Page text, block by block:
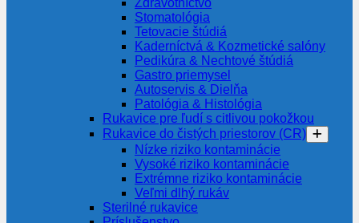
Zdravotníctvo
Stomatológia
Tetovacie štúdiá
Kaderníctvá & Kozmetické salóny
Pedikúra & Nechtové štúdiá
Gastro priemysel
Autoservis & Dielňa
Patológia & Histológia
Rukavice pre ľudí s citlivou pokožkou
Rukavice do čistých priestorov (CR)
Nízke riziko kontaminácie
Vysoké riziko kontaminácie
Extrémne riziko kontaminácie
Veľmi dlhý rukáv
Sterilné rukavice